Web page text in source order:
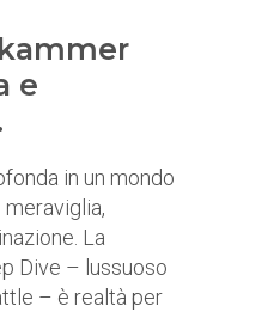
e
in un mondo
La
Dive – lussuoso
– è realtà per